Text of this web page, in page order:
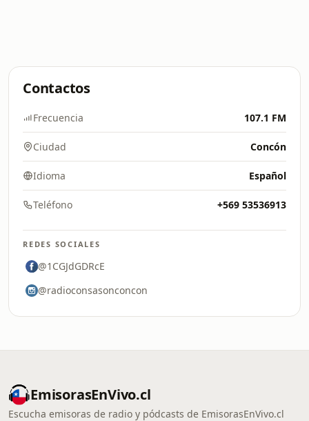
Contactos
Frecuencia 107.1 FM
Ciudad Concón
Idioma Español
Teléfono +569 53536913
REDES SOCIALES
@1CGJdGDRcE
@radioconsasonconcon
EmisorasEnVivo.cl
Escucha emisoras de radio y pódcasts de EmisorasEnVivo.cl